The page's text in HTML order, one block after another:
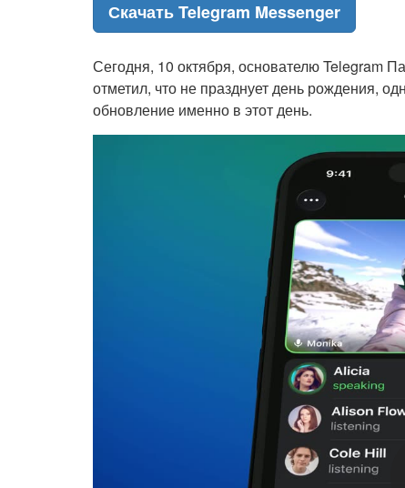
Скачать Telegram Messenger
Сегодня, 10 октября, основателю Telegram
отметил, что не празднует день рождения,
обновление именно в этот день.